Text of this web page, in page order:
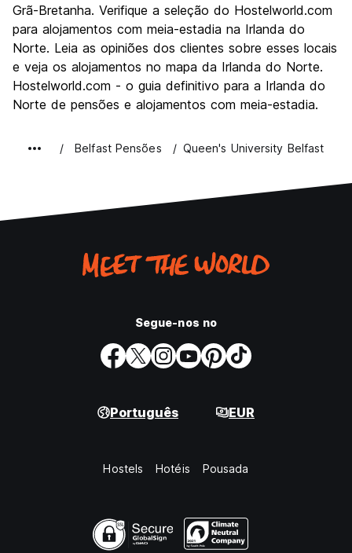
Festas / vida noturna
7.9
Custo-beneficio
Grã-Bretanha. Verifique a seleção do Hostelworld.com
para alojamentos com meia-estadia na Irlanda do
Norte. Leia as opiniões dos clientes sobre esses locais
e veja os alojamentos no mapa da Irlanda do Norte.
Hostelworld.com - o guia definitivo para a Irlanda do
Norte de pensões e alojamentos com meia-estadia.
Belfast Pensões Queen's University Belfast
Segue-nos no
Português EUR
Hostels Hotéis Pousada